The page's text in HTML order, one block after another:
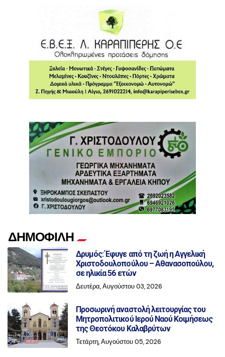
ΔΗΜΟΦΙΛΗ
Δρυμός: Έφυγε από τη ζωή η Αγγελική
Χριστοδουλοπούλου – Αθανασοπούλου,
σε ηλικία 56 ετών
Δευτέρα, Αυγούστου 03, 2026
Προσωρινή αναστολή λειτουργίας του
Μητροπολιτικού Ιερού Ναού Κοιμήσεως
της Θεοτόκου Καλαβρύτων
Τετάρτη, Αυγούστου 05, 2026